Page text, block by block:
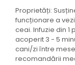
CEAIURI
GEMODERIVATE
CREME AFECTIUNI
SUPOZITOARE
Proprietăți:
funcționare a
ceai. Infuzie din 1
acoperit 3 - 5
cani/zi între
recomandării